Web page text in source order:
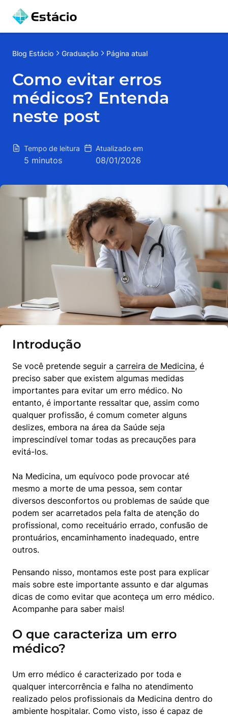
Blog Estácio Graduação Página atual
Como evitar erros
médicos? Entenda
neste post
Tempo de leitura
5 minutos
Atualizado em
08/01/2026
Introdução
Se você pretende seguir a carreira de Medicina, é
preciso saber que existem algumas medidas
importantes para evitar um erro médico. No
entanto, é importante ressaltar que, assim como
qualquer profissão, é comum cometer alguns
deslizes, embora na área da Saúde seja
imprescindível tomar todas as precauções para
evitá-los.
Na Medicina, um equívoco pode provocar até
mesmo a morte de uma pessoa, sem contar
diversos desconfortos ou problemas de saúde que
podem ser acarretados pela falta de atenção do
profissional, como receituário errado, confusão de
prontuários, encaminhamento inadequado, entre
outros.
Pensando nisso, montamos este post para explicar
mais sobre este importante assunto e dar algumas
dicas de como evitar que aconteça um erro médico.
Acompanhe para saber mais!
O que caracteriza um erro
médico?
Um erro médico é caracterizado por toda e
qualquer intercorrência e falha no atendimento
realizado pelos profissionais da Medicina dentro do
ambiente hospitalar. Como visto, isso é capaz de